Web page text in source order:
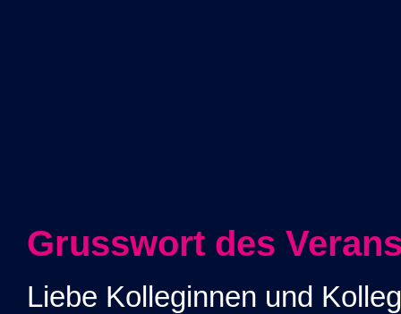
Grusswort des
Liebe Kolleginnen und